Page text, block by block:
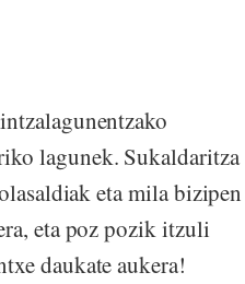
lagunek. Sukaldaritza
eta mila bizipen
eta poz pozik itzuli
daukate aukera!